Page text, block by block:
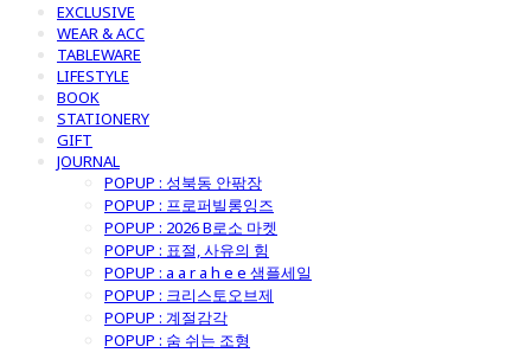
EXCLUSIVE
WEAR & ACC
TABLEWARE
LIFESTYLE
BOOK
STATIONERY
GIFT
JOURNAL
POPUP : 성북동 안팎장
POPUP : 프로퍼빌롱잉즈
POPUP : 2026 B로소 마켓
POPUP : 표절, 사유의 힘
POPUP : a a r a h e e 샘플세일
POPUP : 크리스토오브제
POPUP : 계절감각
POPUP : 숨 쉬는 조형